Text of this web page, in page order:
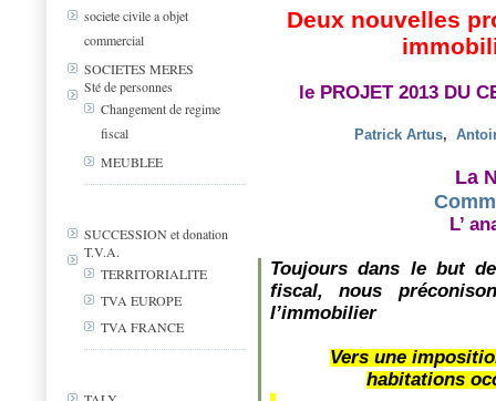
societe civile a objet
commercial
SOCIETES MERES
Sté de personnes
Changement de regime
fiscal
MEUBLEE
SUCCESSION et donation
T.V.A.
TERRITORIALITE
TVA EUROPE
TVA FRANCE
Deux nouvelles
le PROJET 2013 DU
Patrick Artus,
La
L’
Toujours dans le but
fiscal, nous
l’immobilier
Vers une
habitations